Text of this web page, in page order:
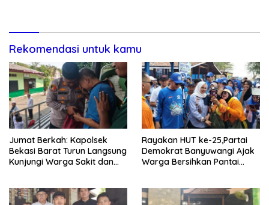
Rekomendasi untuk kamu
Jumat Berkah: Kapolsek
Bekasi Barat Turun Langsung
Kunjungi Warga Sakit dan
Rayakan HUT ke-25,Partai
Demokrat Banyuwangi Ajak
Warga Bersihkan Pantai